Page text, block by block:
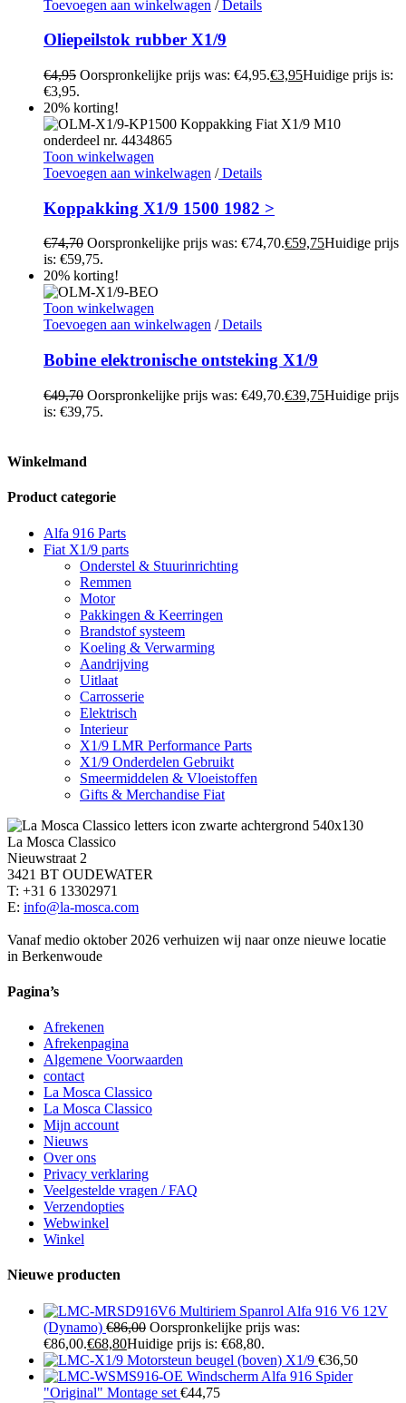
Toevoegen aan winkelwagen /Details
Oliepeilstok rubber X1/9
€4,95 Oorspronkelijke prijs was: €4,95.€3,95Huidige prijs is:
€3,95.
20% korting!
Toon winkelwagen
Toevoegen aan winkelwagen /Details
Koppakking X1/9 1500 1982 >
€74,70 Oorspronkelijke prijs was: €74,70.€59,75Huidige prijs
is: €59,75.
20% korting!
Toon winkelwagen
Toevoegen aan winkelwagen /Details
Bobine elektronische ontsteking X1/9
€49,70 Oorspronkelijke prijs was: €49,70.€39,75Huidige prijs
is: €39,75.
Winkelmand
Product categorie
Alfa 916 Parts
Fiat X1/9 parts
Onderstel & Stuurinrichting
Remmen
Motor
Pakkingen & Keerringen
Brandstof systeem
Koeling & Verwarming
Aandrijving
Uitlaat
Carrosserie
Elektrisch
Interieur
X1/9 LMR Performance Parts
X1/9 Onderdelen Gebruikt
Smeermiddelen & Vloeistoffen
Gifts & Merchandise Fiat
La Mosca Classico
Nieuwstraat 2
3421 BT OUDEWATER
T: +31 6 13302971
E: info@la-mosca.com
Vanaf medio oktober 2026 verhuizen wij naar onze nieuwe locatie
in Berkenwoude
Pagina’s
Afrekenen
Afrekenpagina
Algemene Voorwaarden
contact
La Mosca Classico
La Mosca Classico
Mijn account
Nieuws
Over ons
Privacy verklaring
Veelgestelde vragen / FAQ
Verzendopties
Webwinkel
Winkel
Nieuwe producten
Multiriem Spanrol Alfa 916 V6 12V
(Dynamo) €86,00 Oorspronkelijke prijs was:
€86,00.€68,80Huidige prijs is: €68,80.
Motorsteun beugel (boven) X1/9 €36,50
Windscherm Alfa 916 Spider
"Original" Montage set €44,75